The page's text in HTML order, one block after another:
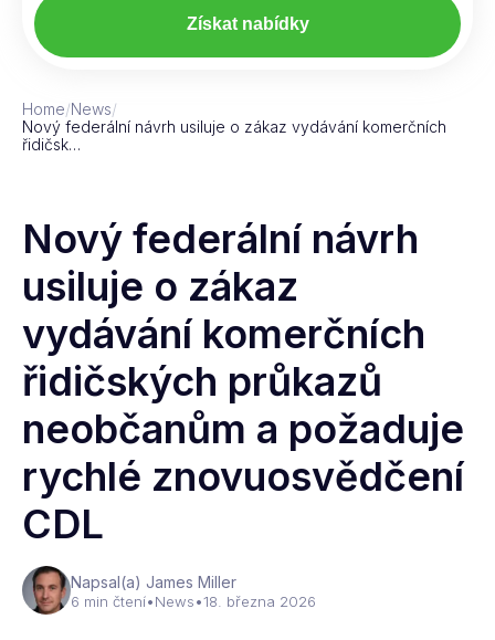
Získat nabídky
Home/News/
Nový federální návrh usiluje o zákaz vydávání komerčních
řidičsk…
Nový federální návrh
usiluje o zákaz
vydávání komerčních
řidičských průkazů
neobčanům a požaduje
rychlé znovuosvědčení
CDL
Napsal(a) James Miller
6 min čtení•News•18. března 2026